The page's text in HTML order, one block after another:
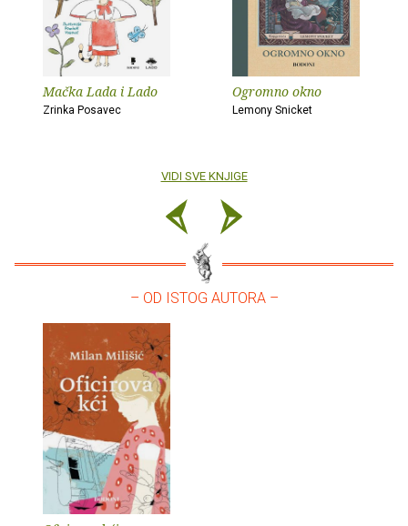
Mačka Lada i Lado
Zrinka Posavec
Ogromno okno
Lemony Snicket
VIDI SVE KNJIGE
– OD ISTOG AUTORA –